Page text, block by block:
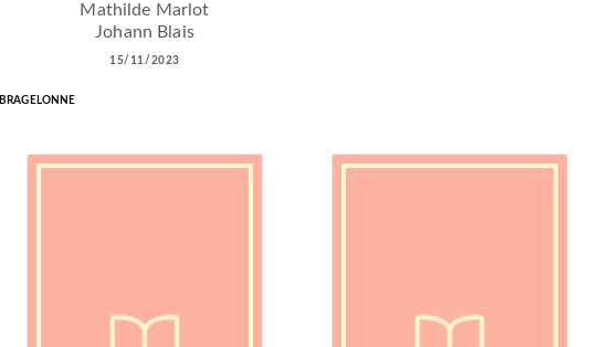
Mathilde Marlot
Johann Blais
15/11/2023
BRAGELONNE